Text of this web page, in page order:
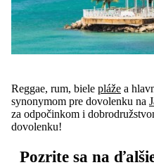
Reggae, rum, biele pláže a
synonymom pre dovolenku na
za odpočinkom i
dovolenku!
Pozrite sa na